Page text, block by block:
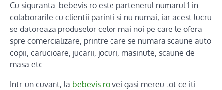
Cu siguranta, bebevis.ro este partenerul numarul 1 in
colaborarile cu clientii parinti si nu numai, iar acest lucru
se datoreaza produselor celor mai noi pe care le ofera
spre comercializare, printre care se numara scaune auto
copii, carucioare, jucarii, jocuri, masinute, scaune de
masa etc.
Intr-un cuvant, la bebevis.ro vei gasi mereu tot ce iti